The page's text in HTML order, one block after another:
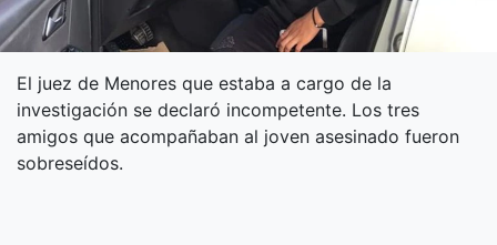
El juez de Menores que estaba a cargo de la
investigación se declaró incompetente. Los tres
amigos que acompañaban al joven asesinado fueron
sobreseídos.